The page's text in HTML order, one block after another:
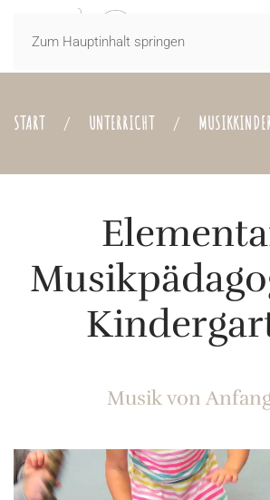
Zum Hauptinhalt springen
START UNTERRICHT
Musik von